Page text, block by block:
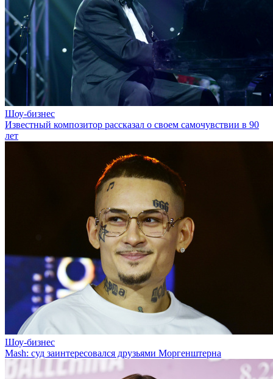
Шоу-бизнес
Известный композитор рассказал о своем самочувствии в 90
лет
Шоу-бизнес
Mash: суд заинтересовался друзьями Моргенштерна